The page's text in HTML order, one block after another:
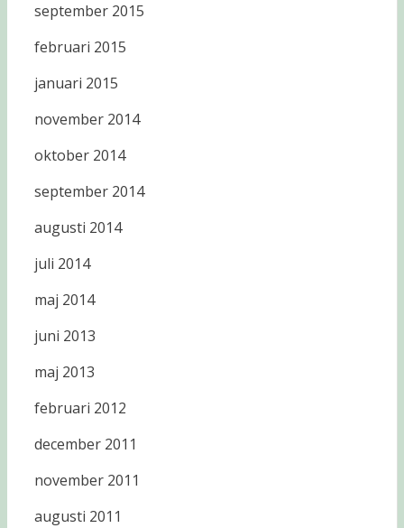
september 2015
februari 2015
januari 2015
november 2014
oktober 2014
september 2014
augusti 2014
juli 2014
maj 2014
juni 2013
maj 2013
februari 2012
december 2011
november 2011
augusti 2011